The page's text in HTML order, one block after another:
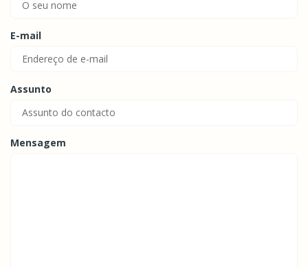
E-mail
Assunto
Mensagem